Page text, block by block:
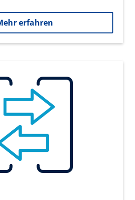
erfahren